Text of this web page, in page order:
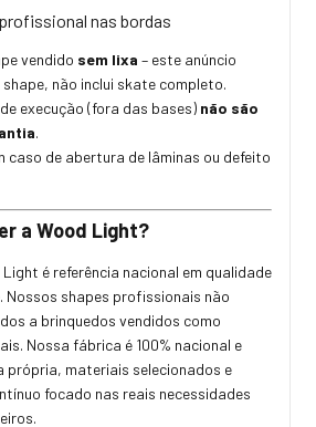
nas bordas
vendido sem lixa – este anúncio
não inclui skate completo.
execução (fora das bases) não são
.
caso de abertura de lâminas ou defeito
a Wood Light?
Light é referência nacional em qualidade
Nossos shapes profissionais não
a brinquedos vendidos como
Nossa fábrica é 100% nacional e
própria, materiais selecionados e
focado nas reais necessidades